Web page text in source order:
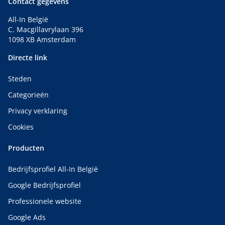
Tuin afgraven
Voegen van
terrastegels,
Houten
laten plaatsen,
onderhouden,
Goede tuinman
gezocht
All-In België
C. Macgillavrylaan 396
1098 XB Amsterdam
Directe link
Steden
Categorieën
Privacy verklaring
Cookies
Producten
Bedrijfsprofiel All-In België
Google Bedrijfsprofiel
Professionele website
Google Ads